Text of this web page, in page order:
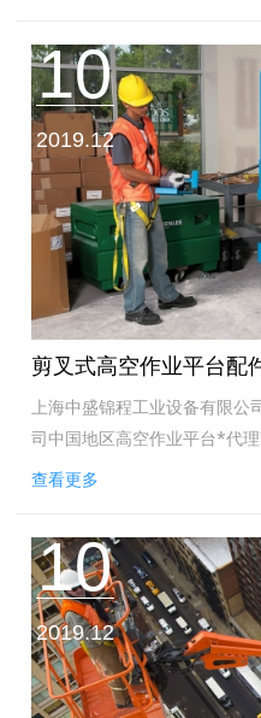
剪叉式高空作业平台配
上海中盛锦程工业设备有限公
司中国地区高空作业平台*代
供应商，提供JLG品牌设备*配
查看更多
10
2019.12
10
2019.12